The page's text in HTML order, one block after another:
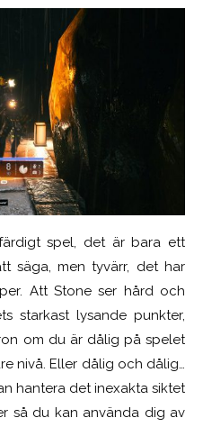
spel, det är bara ett
säga, men tyvärr, det har
Att Stone ser hård och
starkast lysande punkter,
om du är dålig på spelet
nivå. Eller dålig och dålig…
hantera det inexakta siktet
så du kan använda dig av